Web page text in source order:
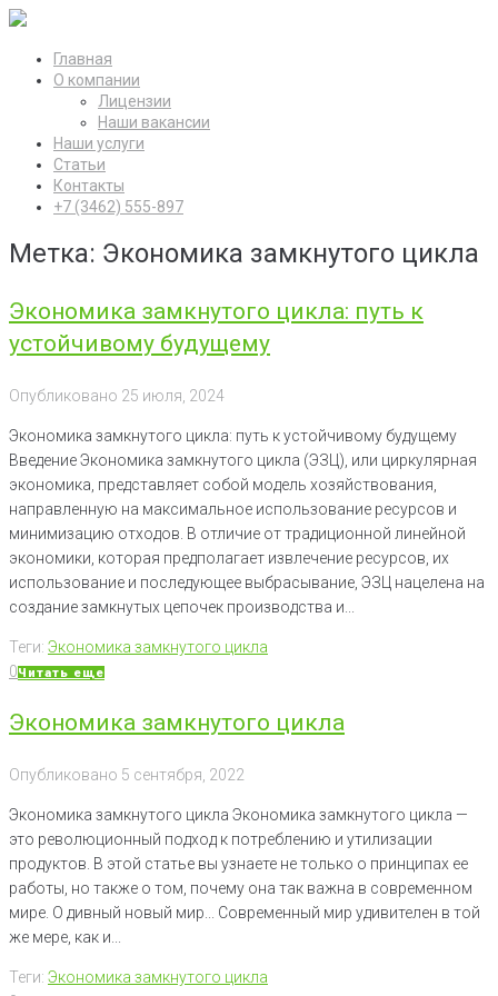
Перейти
контенту
Главная
О компании
Лицензии
Наши вакансии
Наши услуги
Статьи
Контакты
+7 (3462) 555-897
Метка: Экономика замкнутого цикла
Экономика замкнутого цикла: путь к
устойчивому будущему
Опубликовано 25 июля, 2024
Экономика замкнутого цикла: путь к устойчивому будущему
Введение Экономика замкнутого цикла (ЭЗЦ), или циркулярная
экономика, представляет собой модель хозяйствования,
направленную на максимальное использование ресурсов и
минимизацию отходов. В отличие от традиционной линейной
экономики, которая предполагает извлечение ресурсов, их
использование и последующее выбрасывание, ЭЗЦ нацелена на
создание замкнутых цепочек производства и...
Теги: Экономика замкнутого цикла
0Читать еще
Экономика замкнутого цикла
Опубликовано 5 сентября, 2022
Экономика замкнутого цикла Экономика замкнутого цикла —
это революционный подход к потреблению и утилизации
продуктов. В этой статье вы узнаете не только о принципах ее
работы, но также о том, почему она так важна в современном
мире. О дивный новый мир... Современный мир удивителен в той
же мере, как и...
Теги: Экономика замкнутого цикла